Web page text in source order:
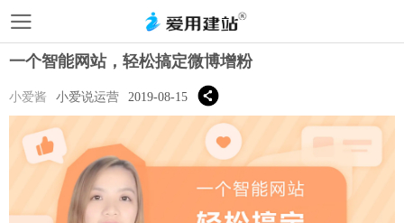
一个智能网站，轻松搞定微博增粉
小爱酱 小爱说运营 2019-08-15